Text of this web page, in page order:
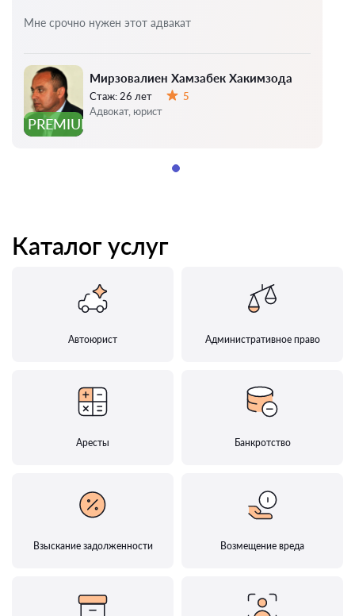
PREMIUM
Мирзовалиен Хамзабек Хакимзода
Стаж: 26 лет
5
Адвокат, юрист
Мне срочно нужен этот адвакат
Каталог услуг
Автоюрист Административное право
Аресты Банкротство
Взыскание задолженности Возмещение вреда